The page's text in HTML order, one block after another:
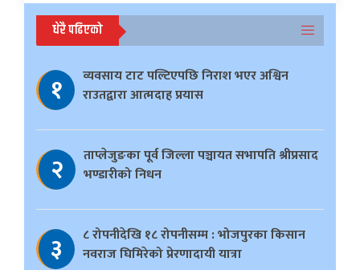
धेरै पढिएको
१
व्यवसाय टाट पल्टिएपछि निराश भएर अश्विन
राउतद्वारा आत्मदाह प्रयास
२
ताप्लेजुङका पूर्व जिल्ला पञ्चायत सभापति श्रीप्रसाद
भण्डारीको निधन
३
८ रोपनीदेखि १८ रोपनीसम्म : भोजपुरका किसान
नवराज घिमिरेको प्रेरणादायी यात्रा